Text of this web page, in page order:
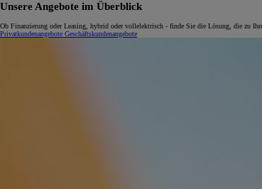
Unsere Angebote im Überblick
Ob Finanzierung oder Leasing, hybrid oder vollelektrisch - finde Sie die Lösung, die zu
Privatkundenangebote Geschäftskundenangebote